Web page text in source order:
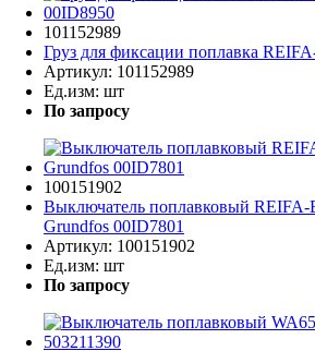
101152989
Груз для фиксации поплавка
Артикул: 101152989
Ед.изм: шт
По запросу
100151902
Выключатель поплавковый REIFA-
Grundfos 00ID7801
Артикул: 100151902
Ед.изм: шт
По запросу